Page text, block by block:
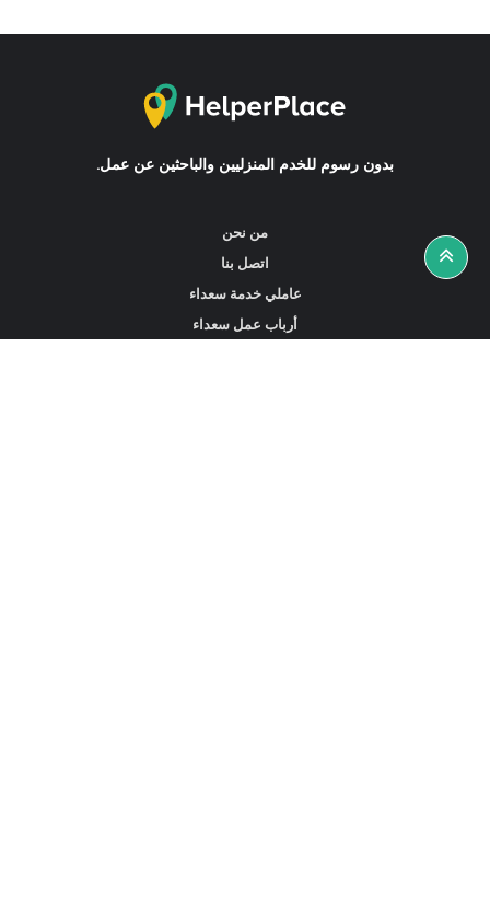
بدون رسوم للخدم المنزليين والباحثين عن عمل.
من نحن
اتصل بنا
عاملي خدمة سعداء
أرباب عمل سعداء